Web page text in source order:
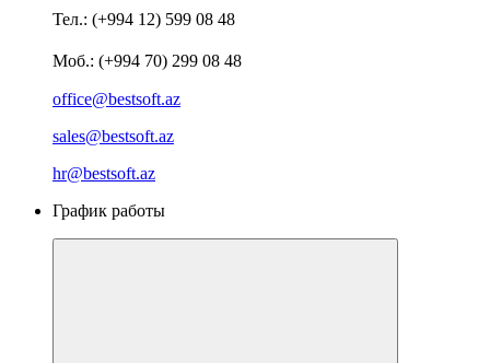
Тел.: (+994 12) 599 08 48
Моб.: (+994 70) 299 08 48
office@bestsoft.az
sales@bestsoft.az
hr@bestsoft.az
График работы